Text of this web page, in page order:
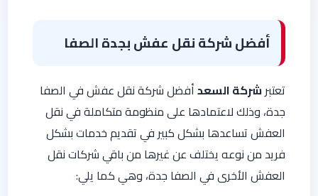
أفضل شركة نقل عفش بجدة الصفا
تعتبرشركة السعدأفضل شركة نقل عفش في الصفا
جدة، وذلك لاعتمادها على منظومة متكاملة في نقل
العفش تساعدها بشكل كبير في تقديم خدمات بشكل
فريد من نوعه يختلف عن غيرها من باقي شركات نقل
العفش الأخرى في الصفا جدة، وهي كما يلي: